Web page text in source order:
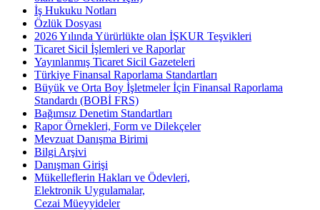
İş Hukuku Notları
Özlük Dosyası
2026 Yılında Yürürlükte olan İŞKUR Teşvikleri
Ticaret Sicil İşlemleri ve Raporlar
Yayınlanmış Ticaret Sicil Gazeteleri
Türkiye Finansal Raporlama Standartları
Büyük ve Orta Boy İşletmeler İçin Finansal Raporlama
Standardı (BOBİ FRS)
Bağımsız Denetim Standartları
Rapor Örnekleri, Form ve Dilekçeler
Mevzuat Danışma Birimi
Bilgi Arşivi
Danışman Girişi
Mükelleflerin Hakları ve Ödevleri,
Elektronik Uygulamalar,
Cezai Müeyyideler